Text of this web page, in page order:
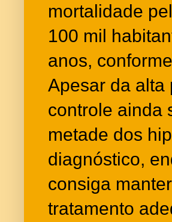
mortalidade
100 mil
anos,
Apesar da alta
controle ainda
metade dos
diagnóstico,
consiga
tratamento